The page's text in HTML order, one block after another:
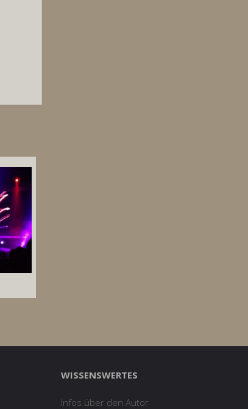
WISSENSWERTES
Infos über den Autor